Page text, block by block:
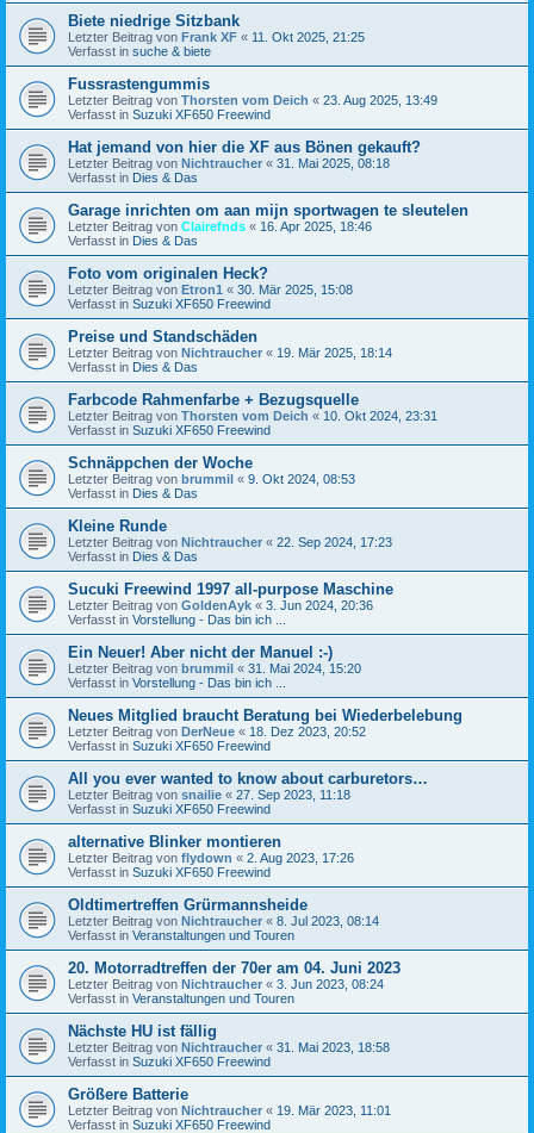
Biete niedrige Sitzbank
Letzter Beitrag von Frank XF « 11. Okt 2025, 21:25
Verfasst in suche & biete
Fussrastengummis
Letzter Beitrag von Thorsten vom Deich « 23. Aug 2025, 13:49
Verfasst in Suzuki XF650 Freewind
Hat jemand von hier die XF aus Bönen gekauft?
Letzter Beitrag von Nichtraucher « 31. Mai 2025, 08:18
Verfasst in Dies & Das
Garage inrichten om aan mijn sportwagen te sleutelen
Letzter Beitrag von Clairefnds « 16. Apr 2025, 18:46
Verfasst in Dies & Das
Foto vom originalen Heck?
Letzter Beitrag von Etron1 « 30. Mär 2025, 15:08
Verfasst in Suzuki XF650 Freewind
Preise und Standschäden
Letzter Beitrag von Nichtraucher « 19. Mär 2025, 18:14
Verfasst in Dies & Das
Farbcode Rahmenfarbe + Bezugsquelle
Letzter Beitrag von Thorsten vom Deich « 10. Okt 2024, 23:31
Verfasst in Suzuki XF650 Freewind
Schnäppchen der Woche
Letzter Beitrag von brummil « 9. Okt 2024, 08:53
Verfasst in Dies & Das
Kleine Runde
Letzter Beitrag von Nichtraucher « 22. Sep 2024, 17:23
Verfasst in Dies & Das
Sucuki Freewind 1997 all-purpose Maschine
Letzter Beitrag von GoldenAyk « 3. Jun 2024, 20:36
Verfasst in Vorstellung - Das bin ich ...
Ein Neuer! Aber nicht der Manuel :-)
Letzter Beitrag von brummil « 31. Mai 2024, 15:20
Verfasst in Vorstellung - Das bin ich ...
Neues Mitglied braucht Beratung bei Wiederbelebung
Letzter Beitrag von DerNeue « 18. Dez 2023, 20:52
Verfasst in Suzuki XF650 Freewind
All you ever wanted to know about carburetors…
Letzter Beitrag von snailie « 27. Sep 2023, 11:18
Verfasst in Suzuki XF650 Freewind
alternative Blinker montieren
Letzter Beitrag von flydown « 2. Aug 2023, 17:26
Verfasst in Suzuki XF650 Freewind
Oldtimertreffen Grürmannsheide
Letzter Beitrag von Nichtraucher « 8. Jul 2023, 08:14
Verfasst in Veranstaltungen und Touren
20. Motorradtreffen der 70er am 04. Juni 2023
Letzter Beitrag von Nichtraucher « 3. Jun 2023, 08:24
Verfasst in Veranstaltungen und Touren
Nächste HU ist fällig
Letzter Beitrag von Nichtraucher « 31. Mai 2023, 18:58
Verfasst in Suzuki XF650 Freewind
Größere Batterie
Letzter Beitrag von Nichtraucher « 19. Mär 2023, 11:01
Verfasst in Suzuki XF650 Freewind